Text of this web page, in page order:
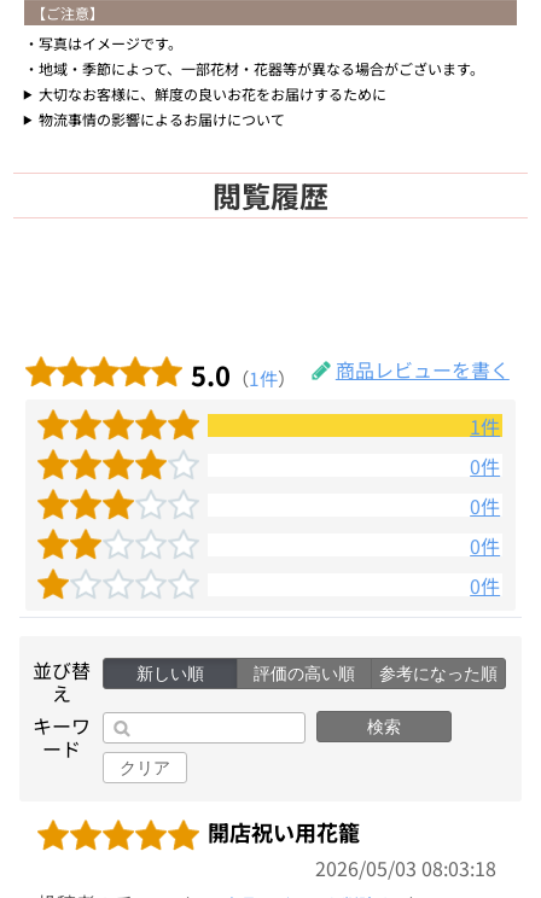
【ご注意】
写真はイメージです。
地域・季節によって、一部花材・花器等が異なる場合がございます。
大切なお客様に、鮮度の良いお花をお届けするために
物流事情の影響によるお届けについて
閲覧履歴
5.0 （1件）
商品レビューを書く
1件
0件
0件
0件
0件
並び替
え
新しい順 評価の高い順 参考になった順
キーワ
ード
検索
クリア
開店祝い用花籠
2026/05/03 08:03:18